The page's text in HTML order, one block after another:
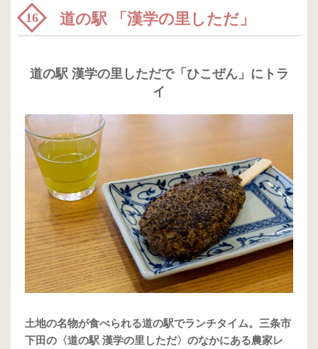
16 道の駅 「漢学の里しただ」
道の駅 漢学の里しただで「ひこぜん」にトラ
イ
土地の名物が食べられる道の駅でランチタイム。三条市
下田の〈道の駅 漢学の里しただ〉のなかにある農家レ